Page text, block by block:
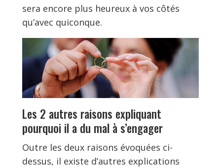
sera encore plus heureux à vos côtés
qu’avec quiconque.
Les 2 autres raisons expliquant
pourquoi il a du mal à s’engager
Outre les deux raisons évoquées ci-
dessus, il existe d’autres explications